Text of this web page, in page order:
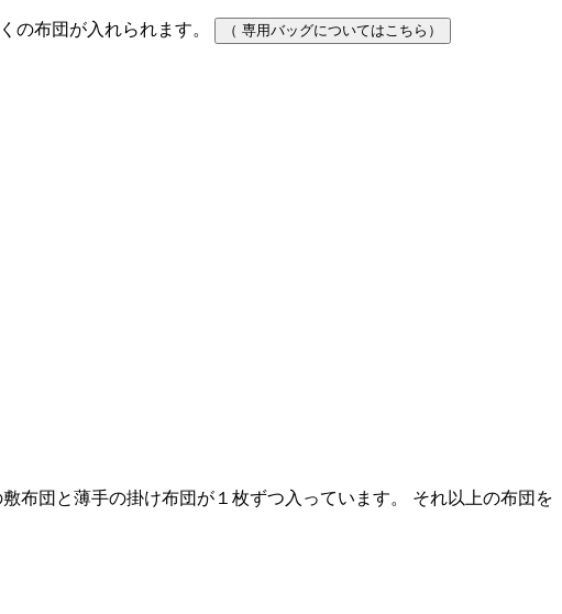
の布団が入れられます。 （ 専用バッグについてはこちら）
布団と薄手の掛け布団が１枚ずつ入っています。 それ以上の布団を